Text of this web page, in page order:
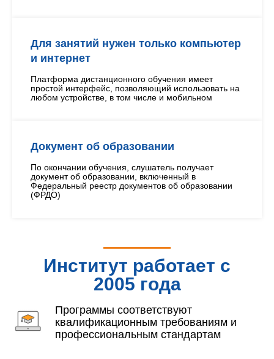
Для занятий нужен только компьютер
и интернет
Платформа дистанционного обучения имеет
простой интерфейс, позволяющий использовать на
любом устройстве, в том числе и мобильном
Документ об образовании
По окончании обучения, слушатель получает
документ об образовании, включенный в
Федеральный реестр документов об образовании
(ФРДО)
Институт работает с
2005 года
Программы соответствуют
квалификационным требованиям и
профессиональным стандартам